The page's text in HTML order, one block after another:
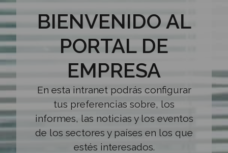
BIENVENIDO AL
PORTAL DE
EMPRESA
En esta intranet podrás configurar
tus preferencias sobre, los
informes, las noticias y los eventos
de los sectores y países en los que
estés interesados.